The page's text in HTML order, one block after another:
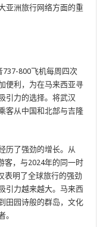
亚洲旅行网络方面的重
800飞机每周四次
便利，为在马来西亚寻
引力的选择。将武汉
客从中国和北部与吉隆
历了强劲的增长。从
客，与2024年的同一时
表明了全球旅行的强劲
引力越来越大。马来西
田园诗般的群岛，文化
。